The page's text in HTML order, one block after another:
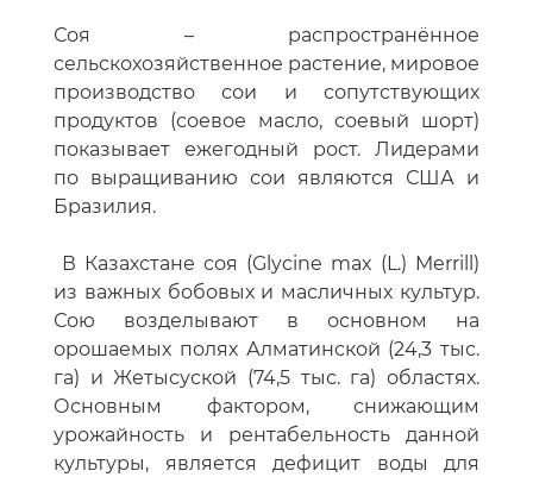
Соя – распространённое
сельскохозяйственное растение, мировое
производство сои и сопутствующих
продуктов (соевое масло, соевый шорт)
показывает ежегодный рост. Лидерами
по выращиванию сои являются США и
Бразилия.
В Казахстане соя (Glycine max (L.) Merrill)
из важных бобовых и масличных культур.
Сою возделывают в основном на
орошаемых полях Алматинской (24,3 тыс.
га) и Жетысуской (74,5 тыс. га) областях.
Основным фактором, снижающим
урожайность и рентабельность данной
культуры, является дефицит воды для